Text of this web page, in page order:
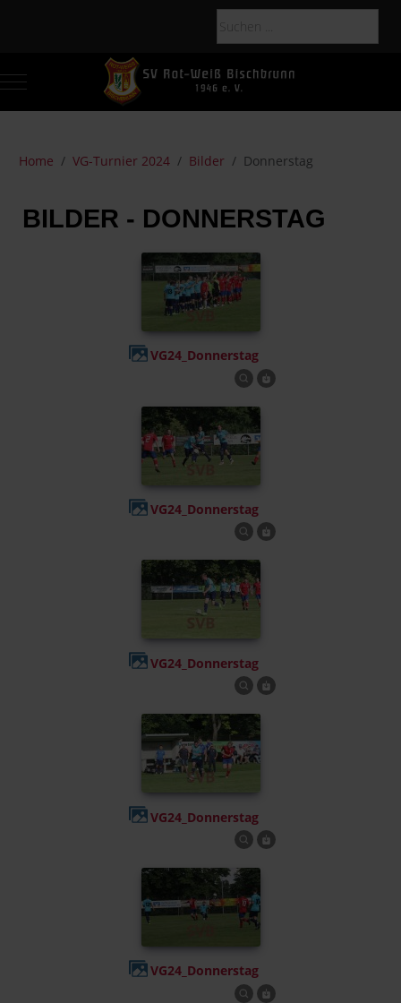
Mobile Menu Toggle
Home VG-Turnier 2024 Bilder Donnerstag
BILDER - DONNERSTAG
VG24_Donnerstag
VG24_Donnerstag
VG24_Donnerstag
VG24_Donnerstag
VG24_Donnerstag